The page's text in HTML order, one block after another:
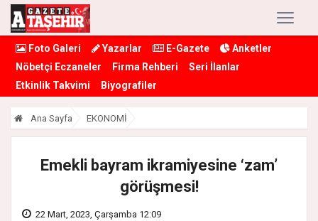
Foto Galeri Yazarlar E-Gazete
Anketler
Nöbetçi Eczaneler
Firma Rehberi
Seri İlanlar
Etkinlik Takvimi
Biyografiler
Ana Sayfa EKONOMİ
Emekli bayram ikramiyesine ‘zam’
görüşmesi!
22 Mart, 2023, Çarşamba 12:09